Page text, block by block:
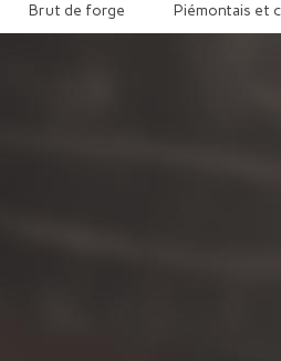
Brut de forge Piémontais et